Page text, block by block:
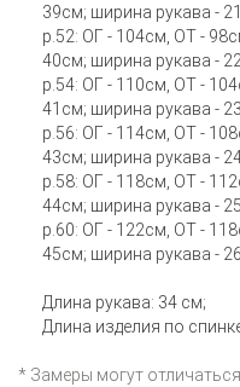
39см; ширина рукава -
р.52: ОГ - 104см, ОТ -
40см; ширина рукава -
р.54: ОГ - 110см, ОТ -
41см; ширина рукава -
р.56: ОГ - 114см, ОТ -
43см; ширина рукава -
р.58: ОГ - 118см, ОТ -
44см; ширина рукава -
р.60: ОГ - 122см, ОТ -
45см; ширина рукава -
Длина рукава: 34 см;
Длина изделия по
* Замеры могут